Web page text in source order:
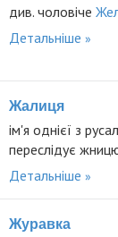
див. чоловіче
Детальніше
Жалиця
ім'я однієї з
переслідує
Детальніше
Журавка